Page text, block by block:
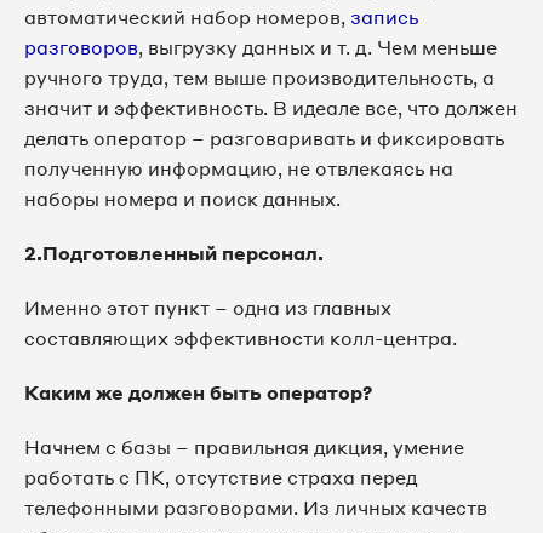
автоматический набор номеров, запись
разговоров, выгрузку данных и т. д. Чем меньше
ручного труда, тем выше производительность, а
значит и эффективность. В идеале все, что должен
делать оператор – разговаривать и фиксировать
полученную информацию, не отвлекаясь на
наборы номера и поиск данных.
2.Подготовленный персонал.
Именно этот пункт – одна из главных
составляющих эффективности колл-центра.
Каким же должен быть оператор?
Начнем с базы – правильная дикция, умение
работать с ПК, отсутствие страха перед
телефонными разговорами. Из личных качеств